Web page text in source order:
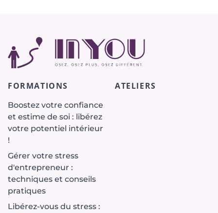
FORMATIONS
Boostez votre confiance
et estime de soi : libérez
votre potentiel intérieur
!
Gérer votre stress
d'entrepreneur :
techniques et conseils
pratiques
Libérez-vous du stress :
ATELIERS